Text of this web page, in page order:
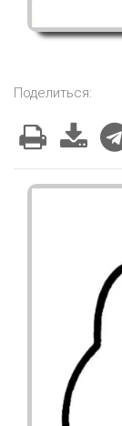
Поделиться: